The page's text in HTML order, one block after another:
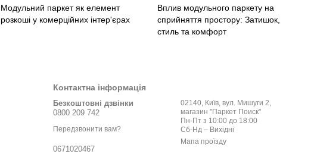
Модульний паркет як елемент
розкоші у комерційних інтер'єрах
Вплив модульного паркету на
сприйняття простору: Затишок,
стиль та комфорт
Контактна інформація
Безкоштовні дзвінки
0800 209 742
Передзвонити вам?
0671020467
02140, Київ, вул. Мишуги 2,
магазин "Паркет Поиск"
Пн-Пт з 10:00 до 18:00
Сб-Нд – Вихідні
Мапа проїзду